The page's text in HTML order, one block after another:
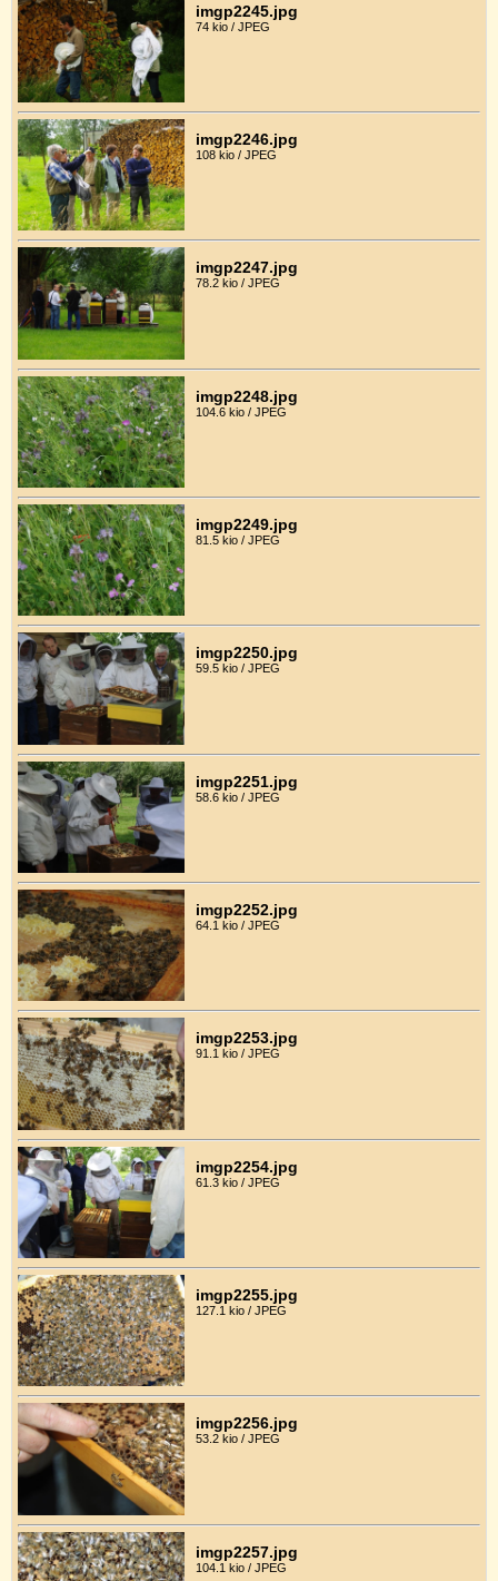
imgp2245.jpg
74 kio / JPEG
imgp2246.jpg
108 kio / JPEG
imgp2247.jpg
78.2 kio / JPEG
imgp2248.jpg
104.6 kio / JPEG
imgp2249.jpg
81.5 kio / JPEG
imgp2250.jpg
59.5 kio / JPEG
imgp2251.jpg
58.6 kio / JPEG
imgp2252.jpg
64.1 kio / JPEG
imgp2253.jpg
91.1 kio / JPEG
imgp2254.jpg
61.3 kio / JPEG
imgp2255.jpg
127.1 kio / JPEG
imgp2256.jpg
53.2 kio / JPEG
imgp2257.jpg
104.1 kio / JPEG